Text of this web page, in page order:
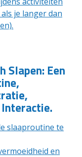
je langer dan
Slapen: Een
slaaproutine te
en